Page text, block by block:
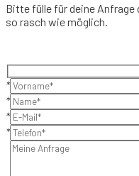
Bitte fülle für deine
so rasch wie möglich.
*
*
*
*